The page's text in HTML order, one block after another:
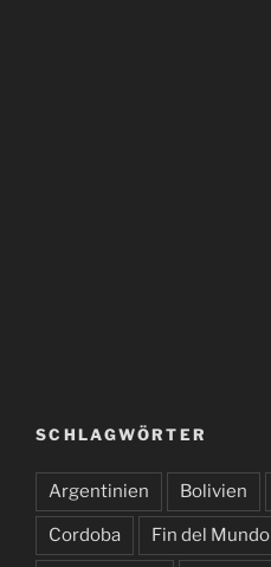
SCHLAGWÖRTER
Argentinien Bolivien
Cordoba Fin del Mundo